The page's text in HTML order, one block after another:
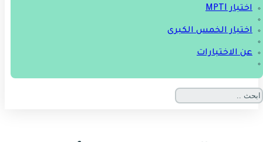
اختبار MPTI
اختبار الخمس الكبرى
عن الاختبارات